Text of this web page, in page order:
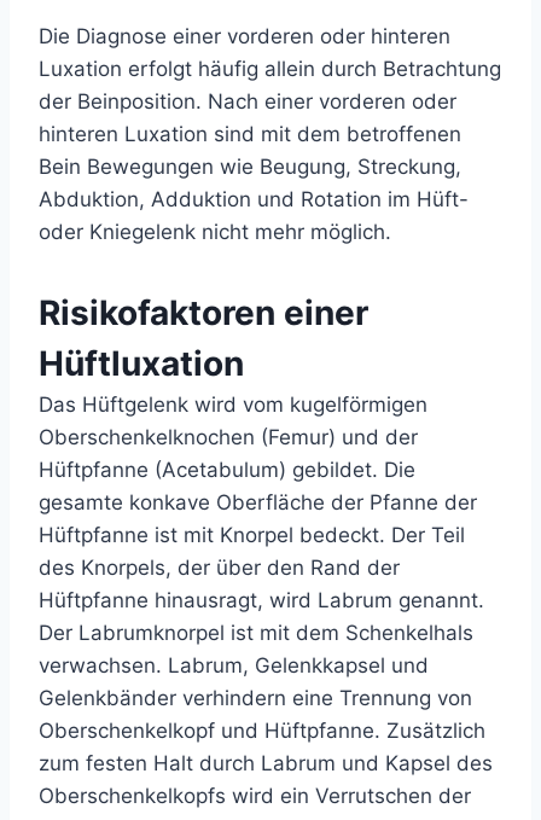
Die Diagnose einer vorderen oder hinteren
Luxation erfolgt häufig allein durch Betrachtung
der Beinposition. Nach einer vorderen oder
hinteren Luxation sind mit dem betroffenen
Bein Bewegungen wie Beugung, Streckung,
Abduktion, Adduktion und Rotation im Hüft-
oder Kniegelenk nicht mehr möglich.
Risikofaktoren einer
Hüftluxation
Das Hüftgelenk wird vom kugelförmigen
Oberschenkelknochen (Femur) und der
Hüftpfanne (Acetabulum) gebildet. Die
gesamte konkave Oberfläche der Pfanne der
Hüftpfanne ist mit Knorpel bedeckt. Der Teil
des Knorpels, der über den Rand der
Hüftpfanne hinausragt, wird Labrum genannt.
Der Labrumknorpel ist mit dem Schenkelhals
verwachsen. Labrum, Gelenkkapsel und
Gelenkbänder verhindern eine Trennung von
Oberschenkelkopf und Hüftpfanne. Zusätzlich
zum festen Halt durch Labrum und Kapsel des
Oberschenkelkopfs wird ein Verrutschen der